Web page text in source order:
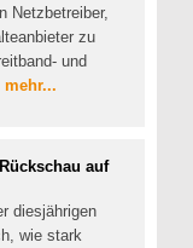
Netzbetreiber,
zu
und
mehr...
auf
diesjährigen
wie stark